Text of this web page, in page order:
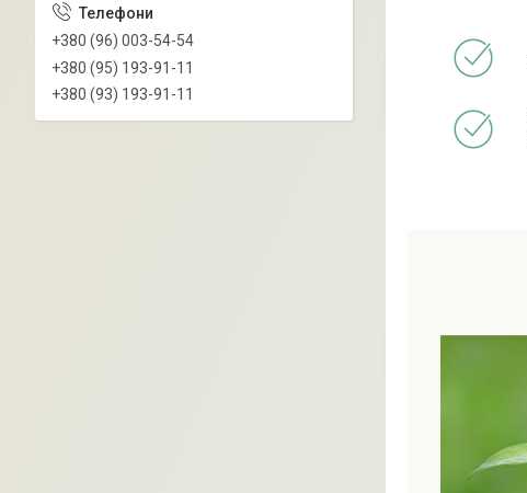
+380 (96) 003-54-54
+380 (95) 193-91-11
+380 (93) 193-91-11